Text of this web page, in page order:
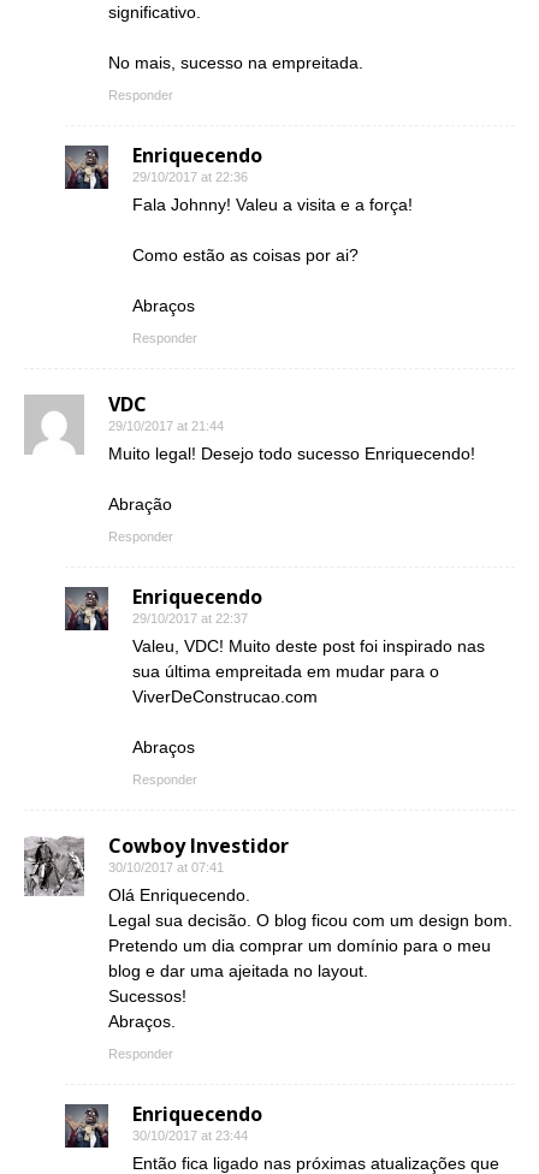
significativo.
No mais, sucesso na empreitada.
Responder
Enriquecendo
29/10/2017 at 22:36
Fala Johnny! Valeu a visita e a força!
Como estão as coisas por ai?
Abraços
Responder
VDC
29/10/2017 at 21:44
Muito legal! Desejo todo sucesso Enriquecendo!
Abração
Responder
Enriquecendo
29/10/2017 at 22:37
Valeu, VDC! Muito deste post foi inspirado nas
sua última empreitada em mudar para o
ViverDeConstrucao.com
Abraços
Responder
Cowboy Investidor
30/10/2017 at 07:41
Olá Enriquecendo.
Legal sua decisão. O blog ficou com um design bom.
Pretendo um dia comprar um domínio para o meu
blog e dar uma ajeitada no layout.
Sucessos!
Abraços.
Responder
Enriquecendo
30/10/2017 at 23:44
Então fica ligado nas próximas atualizações que